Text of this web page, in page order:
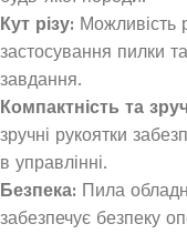
Кут різу: Можливість
застосування пилки
завдання.
Компактність та
зручні рукоятки
в управлінні.
Безпека: Пила
забезпечує безпеку